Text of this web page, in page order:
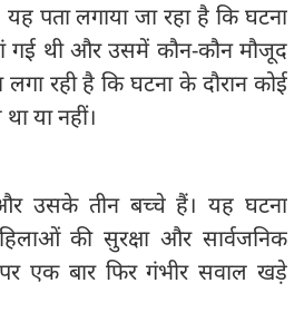
पता लगाया जा रहा है कि घटना
थी और उसमें कौन-कौन मौजूद
रही है कि घटना के दौरान कोई
या नहीं।
उसके तीन बच्चे हैं। यह घटना
की सुरक्षा और सार्वजनिक
पर एक बार फिर गंभीर सवाल खड़े